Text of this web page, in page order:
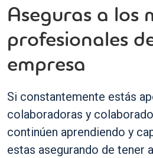
Aseguras a los
profesionales
empresa
Si constantemente estás
colaboradoras y
continúen aprendiendo y
estas asegurando de tener